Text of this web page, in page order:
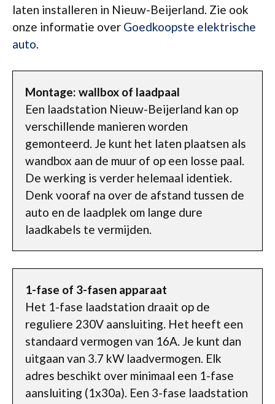
laten installeren in Nieuw-Beijerland. Zie ook
onze informatie over Goedkoopste elektrische
auto.
Montage: wallbox of laadpaal
Een laadstation Nieuw-Beijerland kan op
verschillende manieren worden
gemonteerd. Je kunt het laten plaatsen als
wandbox aan de muur of op een losse paal.
De werking is verder helemaal identiek.
Denk vooraf na over de afstand tussen de
auto en de laadplek om lange dure
laadkabels te vermijden.
1-fase of 3-fasen apparaat
Het 1-fase laadstation draait op de
reguliere 230V aansluiting. Het heeft een
standaard vermogen van 16A. Je kunt dan
uitgaan van 3.7 kW laadvermogen. Elk
adres beschikt over minimaal een 1-fase
aansluiting (1x30a). Een 3-fase laadstation